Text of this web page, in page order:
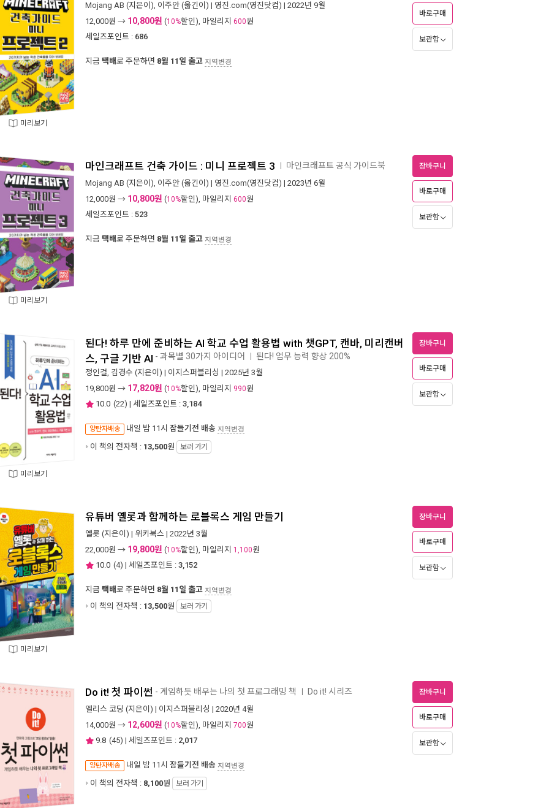
미리보기
Mojang AB (지은이), 이주안 (옮긴이) | 영진.com(영진닷컴) | 2022년 9월
12,000원 → 10,800원 (10%할인), 마일리지 600원
세일즈포인트 : 686
지금 택배로 주문하면 8월 11일 출고 지역변경
바로구매
보관함
미리보기
마인크래프트 건축 가이드 : 미니 프로젝트 3 마인크래프트 공식 가이드북
Mojang AB (지은이), 이주안 (옮긴이) | 영진.com(영진닷컴) | 2023년 6월
12,000원 → 10,800원 (10%할인), 마일리지 600원
세일즈포인트 : 523
지금 택배로 주문하면 8월 11일 출고 지역변경
장바구니
바로구매
보관함
미리보기
된다! 하루 만에 준비하는 AI 학교 수업 활용법 with 챗GPT, 캔바, 미리캔버
스, 구글 기반 AI - 과목별 30가지 아이디어 된다! 업무 능력 향상 200%
정인걸 김경수 (지은이) | 이지스퍼블리싱 | 2025년 3월
19,800원 → 17,820원 (10%할인), 마일리지 990원
10.0 (22) | 세일즈포인트 : 3,184
양탄자배송 내일 밤 11시 잠들기전 배송 지역변경
이 책의 전자책 : 13,500원 보러 가기
장바구니
바로구매
보관함
미리보기
유튜버 옐롯과 함께하는 로블록스 게임 만들기
옐롯 (지은이) | 위키북스 | 2022년 3월
22,000원 → 19,800원 (10%할인), 마일리지 1,100원
10.0 (4) | 세일즈포인트 : 3,152
지금 택배로 주문하면 8월 11일 출고 지역변경
이 책의 전자책 : 13,500원 보러 가기
장바구니
바로구매
보관함
Do it! 첫 파이썬 - 게임하듯 배우는 나의 첫 프로그래밍 책 Do it! 시리즈
엘리스 코딩 (지은이) | 이지스퍼블리싱 | 2020년 4월
14,000원 → 12,600원 (10%할인), 마일리지 700원
9.8 (45) | 세일즈포인트 : 2,017
양탄자배송 내일 밤 11시 잠들기전 배송 지역변경
이 책의 전자책 : 8,100원 보러 가기
장바구니
바로구매
보관함